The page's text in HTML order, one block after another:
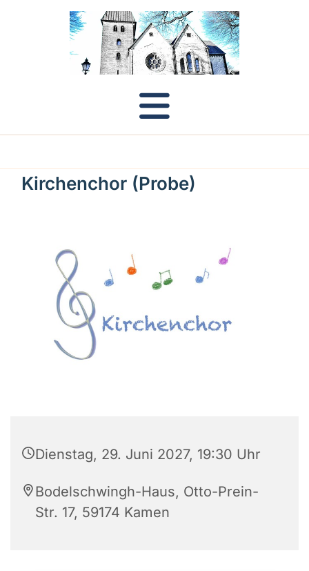
Kirchenchor (Probe)
Dienstag, 29. Juni 2027, 19:30 Uhr
Bodelschwingh-Haus, Otto-Prein-
Str. 17, 59174 Kamen